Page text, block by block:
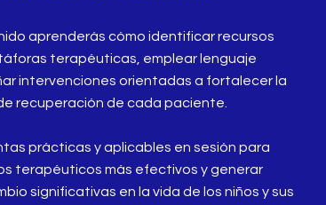
aprenderás cómo identificar recursos
terapéuticas, emplear lenguaje
intervenciones orientadas a fortalecer la
recuperación de cada paciente.
prácticas y aplicables en sesión para
terapéuticos más efectivos y generar
significativas en la vida de los niños y sus